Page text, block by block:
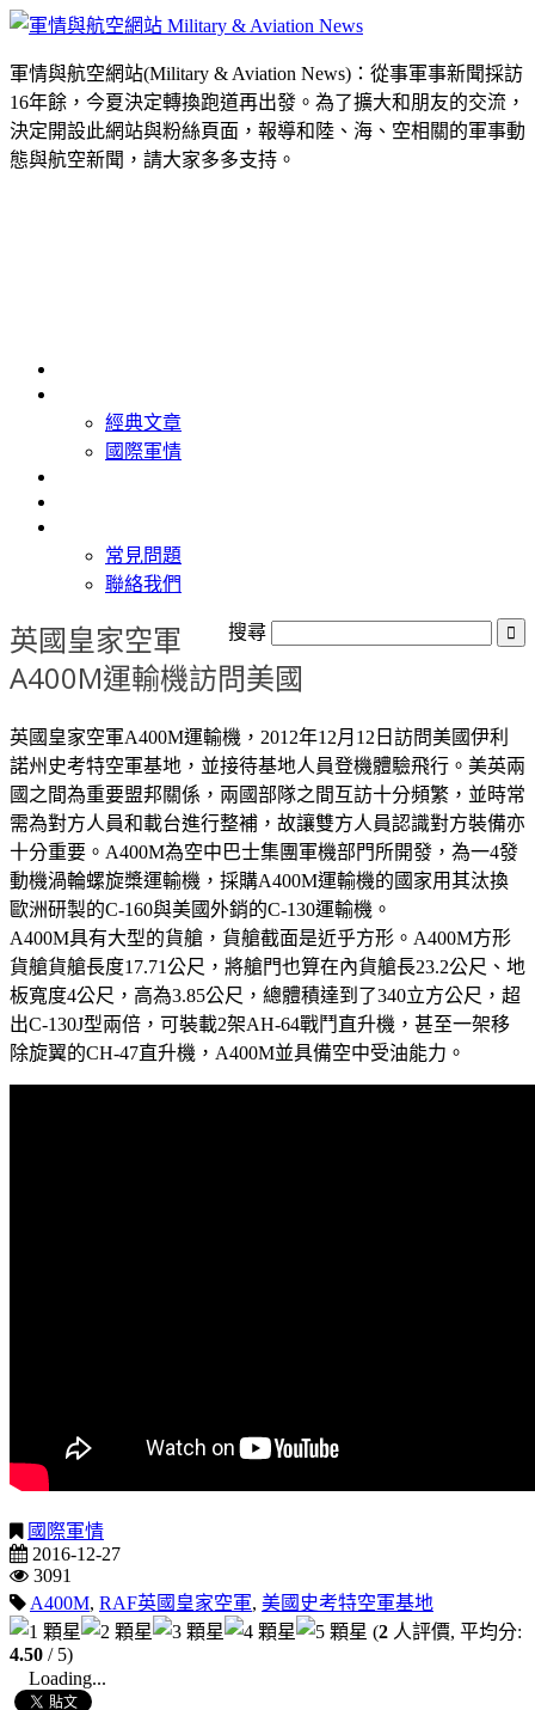
軍情與航空網站(Military & Aviation News)：從事軍事新聞採訪
16年餘，今夏決定轉換跑道再出發。為了擴大和朋友的交流，
決定開設此網站與粉絲頁面，報導和陸、海、空相關的軍事動
態與航空新聞，請大家多多支持。
經典文章
國際軍情
常見問題
聯絡我們
搜尋
英國皇家空軍
A400M運輸機訪問美國
英國皇家空軍A400M運輸機，2012年12月12日訪問美國伊利
諾州史考特空軍基地，並接待基地人員登機體驗飛行。美英兩
國之間為重要盟邦關係，兩國部隊之間互訪十分頻繁，並時常
需為對方人員和載台進行整補，故讓雙方人員認識對方裝備亦
十分重要。A400M為空中巴士集團軍機部門所開發，為一4發
動機渦輪螺旋槳運輸機，採購A400M運輸機的國家用其汰換
歐洲研製的C-160與美國外銷的C-130運輸機。
A400M具有大型的貨艙，貨艙截面是近乎方形。A400M方形
貨艙貨艙長度17.71公尺，將艙門也算在內貨艙長23.2公尺、地
板寬度4公尺，高為3.85公尺，總體積達到了340立方公尺，超
出C-130J型兩倍，可裝載2架AH-64戰鬥直升機，甚至一架移
除旋翼的CH-47直升機，A400M並具備空中受油能力。
國際軍情
2016-12-27
3091
A400M, RAF英國皇家空軍, 美國史考特空軍基地
(2 人評價, 平均分:
4.50 / 5)
Loading...